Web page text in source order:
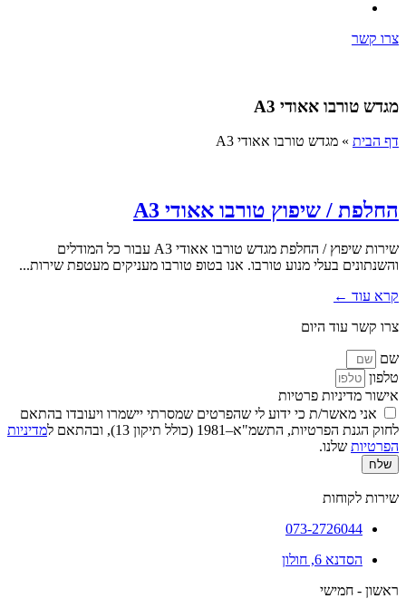
צרו קשר
מגדש טורבו אאודי A3
דף הבית » מגדש טורבו אאודי A3
החלפת / שיפוץ טורבו אאודי A3
שירות שיפוץ / החלפת מגדש טורבו אאודי A3 עבור כל המודלים
והשנתונים בעלי מנוע טורבו. אנו בטופ טורבו מעניקים מעטפת שירות...
קרא עוד ←
צרו קשר עוד היום
שם
טלפון
אישור מדיניות פרטיות
אני מאשר/ת כי ידוע לי שהפרטים שמסרתי יישמרו ויעובדו בהתאם
לחוק הגנת הפרטיות, התשמ"א–1981 (כולל תיקון 13), ובהתאם ל
מדיניות
הפרטיות שלנו.
שלח
שירות לקוחות
073-2726044
הסדנא 6, חולון
ראשון - חמישי